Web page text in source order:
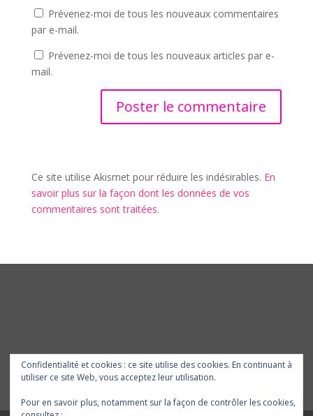
Prévenez-moi de tous les nouveaux commentaires
par e-mail.
Prévenez-moi de tous les nouveaux articles par e-
mail.
Ce site utilise Akismet pour réduire les indésirables. En
savoir plus sur la façon dont les données de vos
commentaires sont traitées.
Confidentialité et cookies : ce site utilise des cookies. En continuant à
utiliser ce site Web, vous acceptez leur utilisation.
Pour en savoir plus, notamment sur la façon de contrôler les cookies,